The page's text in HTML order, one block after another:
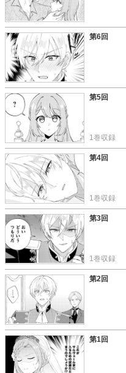
この話を読む
第6回
この話を読む
第5回
1巻収録
この話を読む
第4回
1巻収録
この話を読む
第3回
1巻収録
この話を読む
第2回
この話を読む
第1回